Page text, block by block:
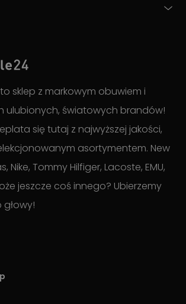
sklep z markowym obuwiem i
ulubionych, światowych brandów!
się tutaj z najwyższej jakości,
asortymentem. New
Nike, Tommy Hilfiger, Lacoste, EMU,
jeszcze coś innego? Ubierzemy